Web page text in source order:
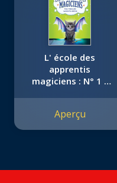
L' école des
apprentis
magiciens : N° 1 -
Aperçu